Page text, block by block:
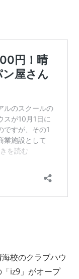
校のクラブハウ
iz9」がオープ